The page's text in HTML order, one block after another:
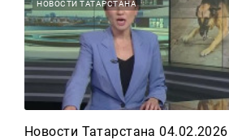
Реклама
Для связи
+7 (843) 570−50−00
reception@tnvtv.ru
НОВОСТИ ТАТАРСТАНА
Новости Татарстана 04.02.2026